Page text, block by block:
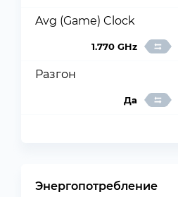
Avg (Game) Clock
1.770 GHz
Разгон
Да
Энергопотребление